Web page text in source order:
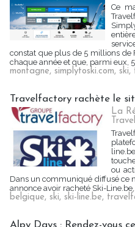
Ce
constat que plus de 5 millions de
chaque année et que, parmi eux,
montagne, simplytoski.com, ski,
Travelfactory rachète le
La
ou
Dans un communiqué diffusé ce
annonce avoir racheté Ski-
belgique, ski, ski-line.be,
Alpy Days : Rendez-vous